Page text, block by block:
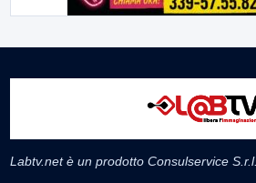
Labtv.net è un prodotto Consulservice S.r.l.